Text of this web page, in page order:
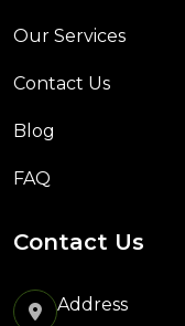
Our Services
Contact Us
Blog
FAQ
Contact Us
Address